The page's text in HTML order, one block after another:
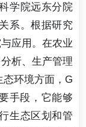
学院远东分院
系。根据研究
应用。在农业
析、生产管理
环境方面，G
手段，它能够
生态区划和管